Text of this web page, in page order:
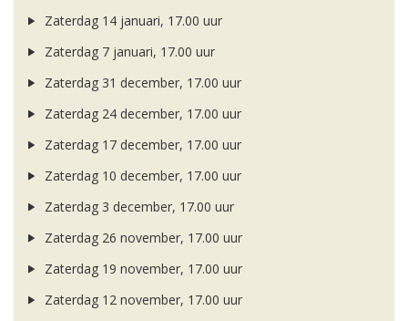
Zaterdag 14 januari, 17.00 uur
Zaterdag 7 januari, 17.00 uur
Zaterdag 31 december, 17.00 uur
Zaterdag 24 december, 17.00 uur
Zaterdag 17 december, 17.00 uur
Zaterdag 10 december, 17.00 uur
Zaterdag 3 december, 17.00 uur
Zaterdag 26 november, 17.00 uur
Zaterdag 19 november, 17.00 uur
Zaterdag 12 november, 17.00 uur